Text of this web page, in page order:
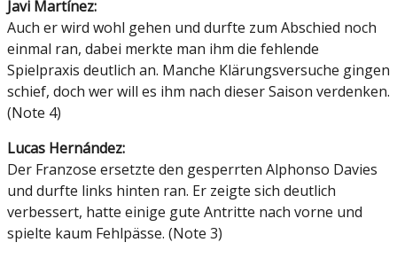
Javi Martínez:
Auch er wird wohl gehen und durfte zum Abschied noch
einmal ran, dabei merkte man ihm die fehlende
Spielpraxis deutlich an. Manche Klärungsversuche gingen
schief, doch wer will es ihm nach dieser Saison verdenken.
(Note 4)
Lucas Hernández:
Der Franzose ersetzte den gesperrten Alphonso Davies
und durfte links hinten ran. Er zeigte sich deutlich
verbessert, hatte einige gute Antritte nach vorne und
spielte kaum Fehlpässe. (Note 3)